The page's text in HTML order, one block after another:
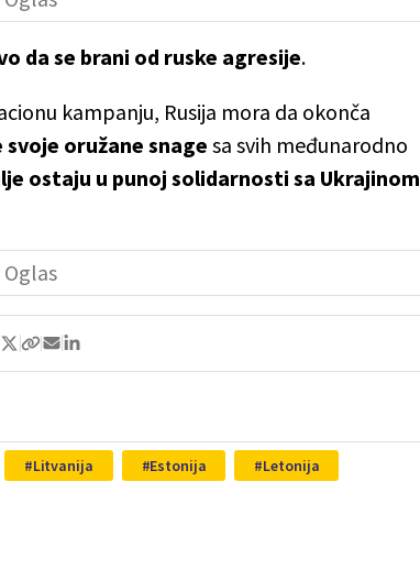
da se brani od ruske agresije.
kampanju, Rusija mora da okonča
svoje oružane snage sa svih međunarodno
ostaju u punoj solidarnosti sa Ukrajinom
Litvanija Estonija
Letonija